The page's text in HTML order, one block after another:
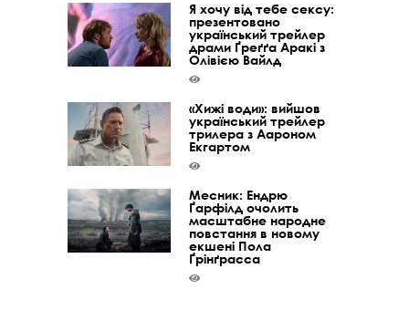
Я хочу від тебе сексу:
презентовано
український трейлер
драми Ґреґґа Аракі з
Олівією Вайлд
«Хижі води»: вийшов
український трейлер
трилера з Аароном
Екгартом
Месник: Ендрю
Ґарфілд очолить
масштабне народне
повстання в новому
екшені Пола
Ґрінґрасса